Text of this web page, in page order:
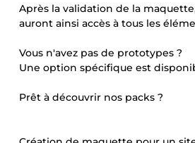
Après la validation de la
auront ainsi accès à tous les
Vous n'avez pas de prototypes ?
Une option spécifique est
Prêt à découvrir nos packs ?